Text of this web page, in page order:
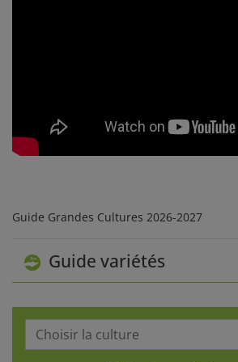
Guide Grandes Cultures 2026-2027
Guide variétés
Choisir la culture